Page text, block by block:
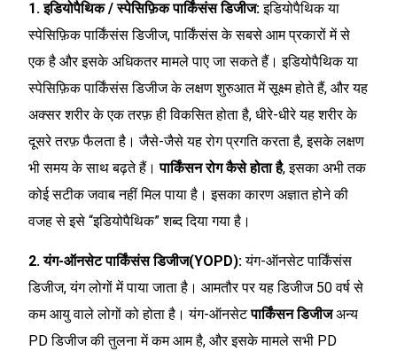
1. इडियोपैथिक / स्पेसिफ़िक पार्किंसंस डिजीज:इडियोपैथिक या
स्पेसिफ़िक पार्किंसंस डिजीज, पार्किंसंस के सबसे आम प्रकारों में से
एक है और इसके अधिकतर मामले पाए जा सकते हैं। इडियोपैथिक या
स्पेसिफ़िक पार्किंसंस डिजीज के लक्षण शुरुआत में सूक्ष्म होते हैं, और यह
अक्सर शरीर के एक तरफ़ ही विकसित होता है, धीरे-धीरे यह शरीर के
दूसरे तरफ़ फैलता है। जैसे-जैसे यह रोग प्रगति करता है, इसके लक्षण
भी समय के साथ बढ़ते हैं।पार्किंसन रोग कैसे होता है, इसका अभी तक
कोई सटीक जवाब नहीं मिल पाया है। इसका कारण अज्ञात होने की
वजह से इसे “इडियोपैथिक” शब्द दिया गया है।
2. यंग-ऑनसेट पार्किंसंस डिजीज(YOPD):यंग-ऑनसेट पार्किंसंस
डिजीज, यंग लोगों में पाया जाता है। आमतौर पर यह डिजीज 50 वर्ष से
कम आयु वाले लोगों को होता है। यंग-ऑनसेटपार्किंसन डिजीजअन्य
PD डिजीज की तुलना में कम आम है, और इसके मामले सभी PD